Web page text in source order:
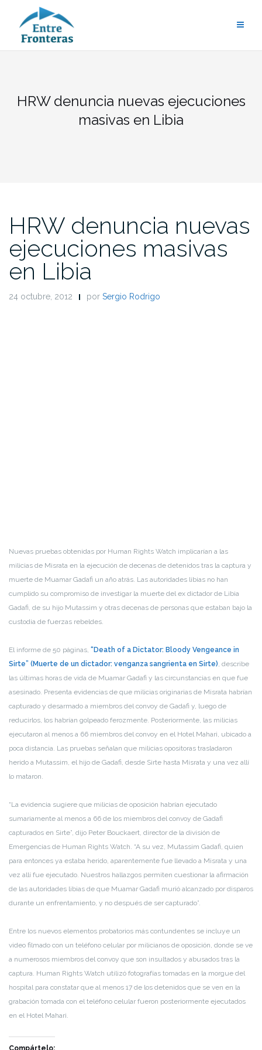
contenido
HRW denuncia nuevas ejecuciones
masivas en Libia
HRW denuncia nuevas
ejecuciones masivas
en Libia
24 octubre, 2012 por Sergio Rodrigo
Nuevas pruebas obtenidas por Human Rights Watch implicarían a las
milicias de Misrata en la ejecución de decenas de detenidos tras la captura y
muerte de Muamar Gadafi un año atrás. Las autoridades libias no han
cumplido su compromiso de investigar la muerte del ex dictador de Libia
Gadafi, de su hijo Mutassim y otras decenas de personas que estaban bajo la
custodia de fuerzas rebeldes.
El informe de 50 páginas, “Death of a Dictator: Bloody Vengeance in
Sirte” (Muerte de un dictador: venganza sangrienta en Sirte) , describe
las últimas horas de vida de Muamar Gadafi y las circunstancias en que fue
asesinado. Presenta evidencias de que milicias originarias de Misrata habrían
capturado y desarmado a miembros del convoy de Gadafi y, luego de
reducirlos, los habrían golpeado ferozmente. Posteriormente, las milicias
ejecutaron al menos a 66 miembros del convoy en el Hotel Mahari, ubicado a
poca distancia. Las pruebas señalan que milicias opositoras trasladaron
herido a Mutassim, el hijo de Gadafi, desde Sirte hasta Misrata y una vez allí
lo mataron.
“La evidencia sugiere que milicias de oposición habrían ejecutado
sumariamente al menos a 66 de los miembros del convoy de Gadafi
capturados en Sirte”, dijo Peter Bouckaert, director de la división de
Emergencias de Human Rights Watch. “A su vez, Mutassim Gadafi, quien
para entonces ya estaba herido, aparentemente fue llevado a Misrata y una
vez allí fue ejecutado. Nuestros hallazgos permiten cuestionar la afirmación
de las autoridades libias de que Muamar Gadafi murió alcanzado por disparos
durante un enfrentamiento, y no después de ser capturado”.
Entre los nuevos elementos probatorios más contundentes se incluye un
video filmado con un teléfono celular por milicianos de oposición, donde se ve
a numerosos miembros del convoy que son insultados y abusados tras la
captura. Human Rights Watch utilizó fotografías tomadas en la morgue del
hospital para constatar que al menos 17 de los detenidos que se ven en la
grabación tomada con el teléfono celular fueron posteriormente ejecutados
en el Hotel Mahari.
Compártelo: